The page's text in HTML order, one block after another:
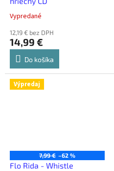
Vypredané
12,19 € bez DPH
14,99 €
Do košíka
Výpredaj
7,99 € –62 %
Flo Rida - Whistle